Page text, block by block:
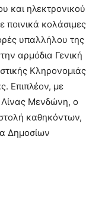
και ηλεκτρονικού
ποινικά κολάσιμες
υπαλλήλου της
αρμόδια Γενική
Κληρονομιάς
Επιπλέον, με
Μενδώνη, ο
καθηκόντων,
Δημοσίων